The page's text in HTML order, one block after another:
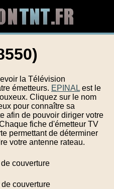
la Télévision
émetteurs. EPINAL est le
Cliquez sur le nom
pour connaître sa
afin de pouvoir diriger votre
fiche d'émetteur TV
permettant de déterminer
votre antenne rateau.
couverture
de couverture